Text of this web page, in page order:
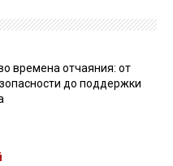
времена отчаяния: от
до поддержки